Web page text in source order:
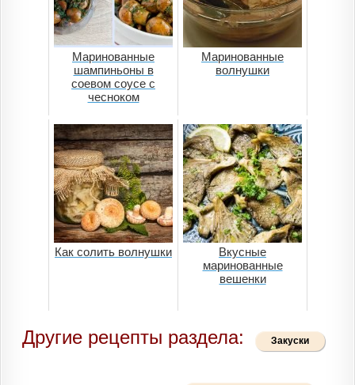
Маринованные
шампиньоны в
соевом соусе с
чесноком
Маринованные
волнушки
Как солить волнушки
Вкусные
маринованные
вешенки
Другие рецепты раздела: Закуски